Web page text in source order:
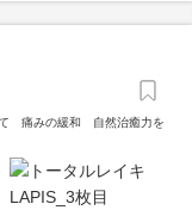
痛みの緩和 自然治癒力を